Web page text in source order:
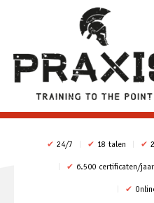
✔ 24/7 ✔ 18 talen ✔
✔ 6.500 certificaten/jaar
✔